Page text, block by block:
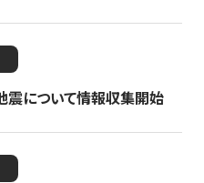
震について情報収集開始